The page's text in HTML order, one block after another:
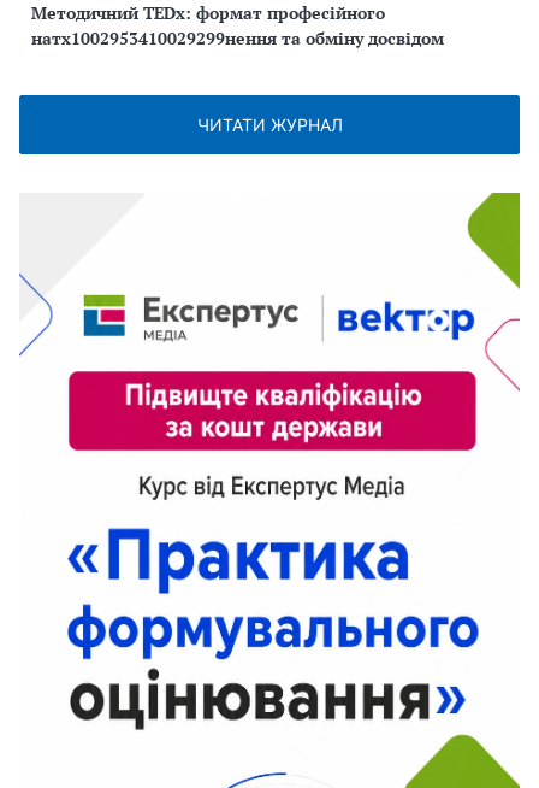
Методичний TEDx: формат професійного
натх1002953410029299нення та обміну досвідом
ЧИТАТИ ЖУРНАЛ